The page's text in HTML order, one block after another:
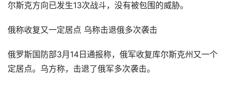
尔斯克方向已发生13次战斗，没有被包围的威胁。
俄称收复又一定居点 乌称击退俄多次袭击
俄罗斯国防部3月14日通报称，俄军收复库尔斯克州又一个
定居点。乌方称，击退了俄军多次袭击。